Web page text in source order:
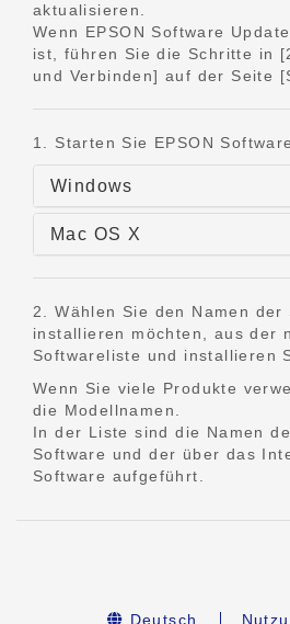
aktualisieren.
Wenn EPSON Software
ist, führen Sie die Schritte in
und Verbinden] auf der Seite
1. Starten Sie EPSON
Windows
Mac OS X
2. Wählen Sie den Namen der
installieren möchten, aus der
Softwareliste und installieren
Wenn Sie viele Produkte
die Modellnamen.
In der Liste sind die Namen
Software und der über das
Software aufgeführt.
Deutsch